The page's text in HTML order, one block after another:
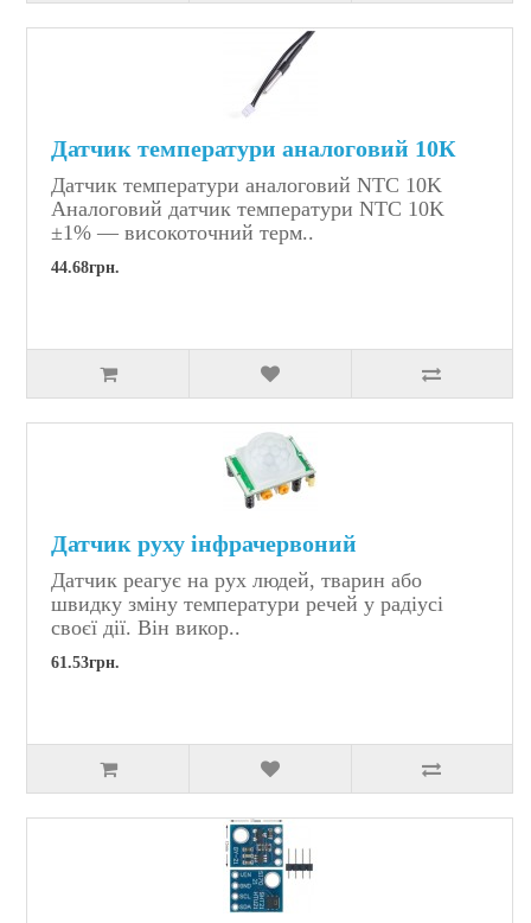
Датчик температури аналоговий 10К
Датчик температури аналоговий NTC 10K
Аналоговий датчик температури NTC 10K
±1% — високоточний терм..
44.68грн.
Датчик руху інфрачервоний
Датчик реагує на рух людей, тварин або
швидку зміну температури речей у радіусі
своєї дії. Він викор..
61.53грн.